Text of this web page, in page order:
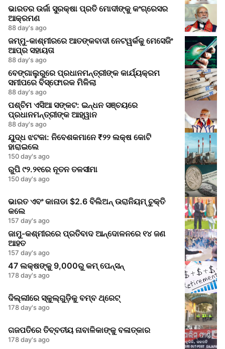
ଭାରତର ଉର୍ଜା ସୁରକ୍ଷା ପ୍ରତି ମୋଦୀଙ୍କୁ କଂଗ୍ରେସର
ଆକ୍ରମଣ
88 day's ago
ଜମ୍ମୁ-କାଶ୍ମୀରରେ ଆତଙ୍କବାଦୀ ନେଟୱର୍କକୁ ମେସେଜିଂ
ଆପ୍‌ର ସହାୟତା
88 day's ago
ବେଙ୍ଗାଲୁରୁରେ ପ୍ରଧାନମନ୍ତ୍ରୀଙ୍କ କାର୍ଯ୍ୟକ୍ରମ
ସମୀପରେ ବିସ୍ଫୋରକ ମିଳିଲା
88 day's ago
ପଶ୍ଚିମ ଏସିଆ ସଙ୍କଟ: ଇନ୍ଧନ ସଞ୍ଚୟରେ
ପ୍ରଧାନମନ୍ତ୍ରୀଙ୍କ ଆହ୍ୱାନ
88 day's ago
ଯୁଦ୍ଧ ଝଟକା: ନିବେଶକମାନେ ₹୨୨ ଲକ୍ଷ କୋଟି
ହାରାଇଲେ
150 day's ago
ରୁପି ୯୨.୨୧ରେ ନୂତନ ତଳସୀମା
150 day's ago
ଭାରତ ଏବଂ କାନାଡା $2.6 ବିଲିଅନ୍ ଉରାନିୟମ୍ ଚୁକ୍ତି
କଲେ
157 day's ago
ଜାମୁ-କଶ୍ମୀରରେ ପ୍ରତିବାଦ ଆନ୍ଦୋଳନରେ ୧୪ ଜଣ
ଆହତ
157 day's ago
47 ଲକ୍ଷଙ୍କୁ 9,000ରୁ କମ୍ ପେନ୍ସନ୍
178 day's ago
ଦିଲ୍ଲୀରେ ସ୍କୁଲ୍‌ଗୁଡ଼ିକୁ ବମ୍ବ ଥ୍ରେଟ୍
178 day's ago
ଗଜପତିରେ ତିବ୍ବତୀୟ ନାବାଳିକାଙ୍କୁ ବଳାତ୍କାର
178 day's ago